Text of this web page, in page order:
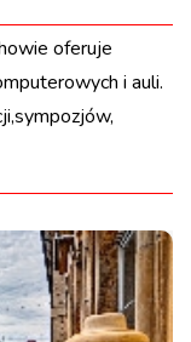
oferuje
i auli.